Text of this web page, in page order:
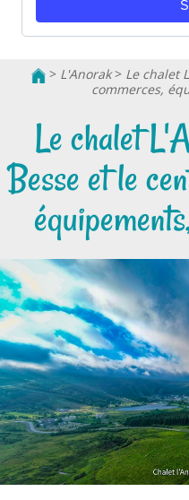
> L'Anorak> Le chalet
commerces,
Le chalet
Besse et le